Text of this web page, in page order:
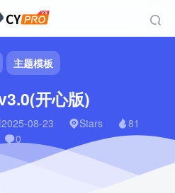
主题模板
开心版)
2025-08-23 Stars
81
0